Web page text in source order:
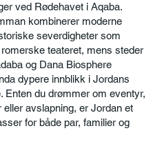
ved Rødehavet i Aqaba.
kombinerer moderne
severdigheter som
teateret, mens steder
og Dana Biosphere
dypere innblikk i Jordans
Enten du drømmer om eventyr,
eller avslapning, er Jordan et
for både par, familier og